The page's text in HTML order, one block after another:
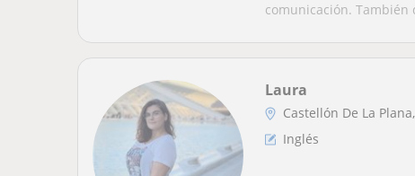
comunicación.
Laura
Castellón De La
Inglés